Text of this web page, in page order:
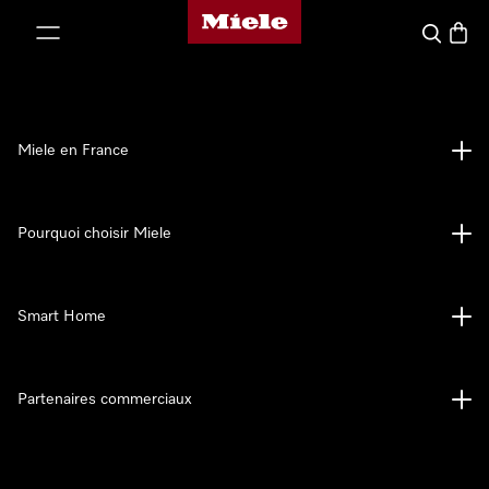
Page d'accueil Miele
Search
Miele en France
Pourquoi choisir Miele
Smart Home
Partenaires commerciaux